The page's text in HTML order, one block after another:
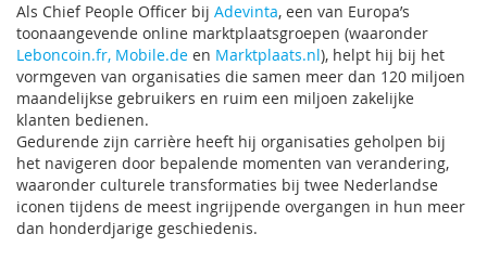
Als Chief People Officer bij Adevinta, een van Europa’s
toonaangevende online marktplaatsgroepen (waaronder
Leboncoin.fr, Mobile.de en Marktplaats.nl), helpt hij bij het
vormgeven van organisaties die samen meer dan 120 miljoen
maandelijkse gebruikers en ruim een miljoen zakelijke
klanten bedienen.
Gedurende zijn carrière heeft hij organisaties geholpen bij
het navigeren door bepalende momenten van verandering,
waaronder culturele transformaties bij twee Nederlandse
iconen tijdens de meest ingrijpende overgangen in hun meer
dan honderdjarige geschiedenis.